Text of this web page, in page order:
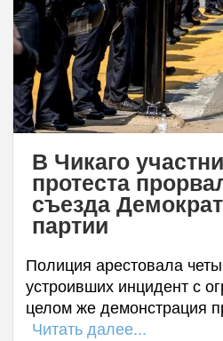
В Чикаго
протеста
съезда
партии
Полиция арестовала
устроивших инцидент с
целом же демонстрация
Читать далее...